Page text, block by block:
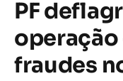
PF
operação
fraudes